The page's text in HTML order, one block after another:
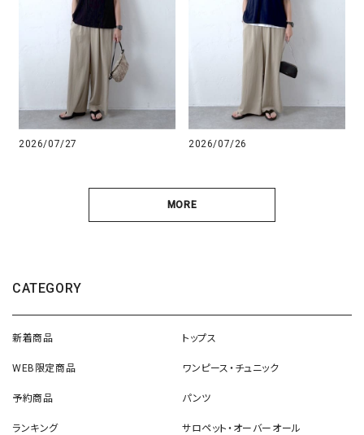
2026/07/27 2026/07/26
MORE
CATEGORY
新着商品
WEB限定商品
予約商品
ランキング
トップス
ワンピース・チュニック
パンツ
サロペット・オーバーオール